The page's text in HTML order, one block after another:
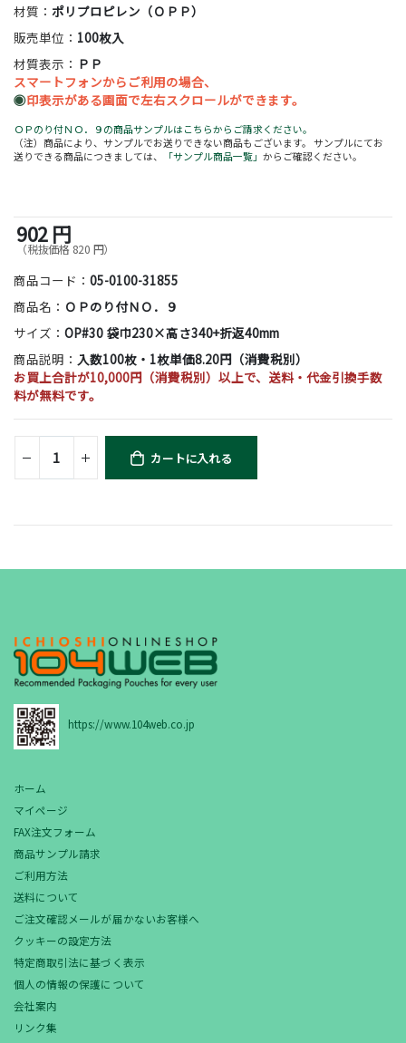
材質：ポリプロピレン（ＯＰＰ）
販売単位： 100枚入
材質表示： ＰＰ
スマートフォンからご利用の場合、
◉印表示がある画面で左右スクロールができます。
ＯＰのり付ＮＯ．９の商品サンプルはこちらからご請求ください。
（注）商品により、サンプルでお送りできない商品もございます。 サンプルにてお
送りできる商品につきましては、
「サンプル商品一覧」 からご確認ください。
902 円
（税抜価格 820 円）
商品コード：05-0100-31855
商品名： ＯＰのり付ＮＯ．９
サイズ：OP#30 袋巾230×高さ340+折返40mm
商品説明： 入数100枚・1枚単価8.20円（消費税別）
お買上合計が10,000円（消費税別）以上で、送料・代金引換手数
料が無料です。
カートに入れる
https://www.104web.co.jp
ホーム
マイページ
FAX注文フォーム
商品サンプル請求
ご利用方法
送料について
ご注文確認メールが届かないお客様へ
クッキーの設定方法
特定商取引法に基づく表示
個人の情報の保護について
会社案内
リンク集